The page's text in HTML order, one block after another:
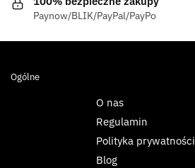
Paynow/BLIK/PayPal/PayPo
Ogólne
O nas
Regulamin
Polityka prywatności
Blog